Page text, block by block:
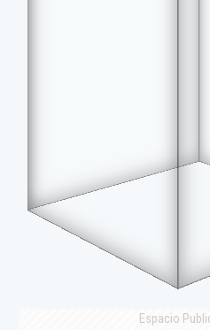
Espacio